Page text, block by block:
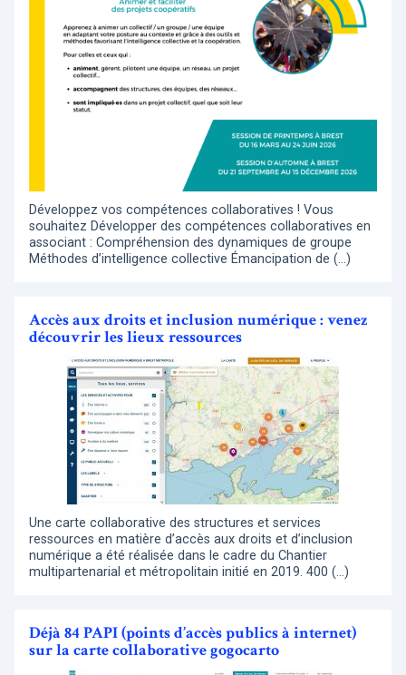
Développez vos compétences collaboratives ! Vous
souhaitez Développer des compétences collaboratives en
associant : Compréhension des dynamiques de groupe
Méthodes d’intelligence collective Émancipation de (…)
Accès aux droits et inclusion numérique : venez
découvrir les lieux ressources
Une carte collaborative des structures et services
ressources en matière d’accès aux droits et d’inclusion
numérique a été réalisée dans le cadre du Chantier
multipartenarial et métropolitain initié en 2019. 400 (…)
Déjà 84 PAPI (points d’accès publics à internet)
sur la carte collaborative gogocarto